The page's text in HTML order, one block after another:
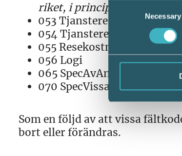
Consent
Necessary
riket, i princip så blir 051 en
053
054
055 Resekostnader
056 Logi
065 SpecAvAnnanForman
070 SpecVissaAvdrag
Som en följd av att vissa
bort eller förändras.